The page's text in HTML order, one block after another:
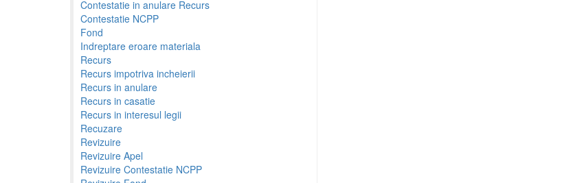
Contestatie in anulare Recurs
Contestatie NCPP
Fond
Indreptare eroare materiala
Recurs
Recurs impotriva incheierii
Recurs in anulare
Recurs in casatie
Recurs in interesul legii
Recuzare
Revizuire
Revizuire Apel
Revizuire Contestatie NCPP